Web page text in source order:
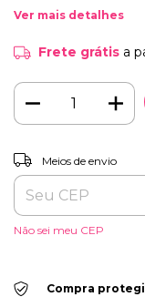
Ver mais detalhes
Frete grátis a
Entregas para o CEP:
Meios de envio
Não sei meu CEP
Compra